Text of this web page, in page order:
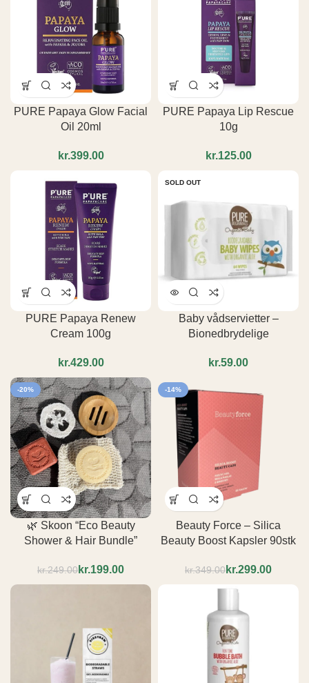
PURE Papaya Glow Facial
Oil 20ml
kr.
PURE Papaya Lip Rescue
10g
kr.
PURE Papaya Renew
Cream 100g
kr.
SOLD OUT
Baby vådservietter –
Bionedbrydelige
kr.
-20%
🌿 Skoon “Eco Beauty
Shower & Hair Bundle”
kr.249.00kr.199.00
-14%
Beauty Force – Silica
Beauty Boost Kapsler 90stk
kr.349.00kr.299.00